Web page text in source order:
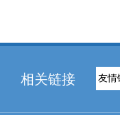
相关链接